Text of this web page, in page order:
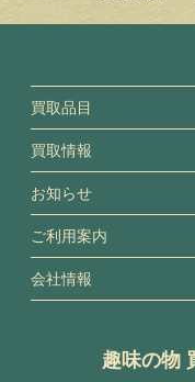
買取品目
買取情報
お知らせ
ご利用案内
会社情報
趣味の物